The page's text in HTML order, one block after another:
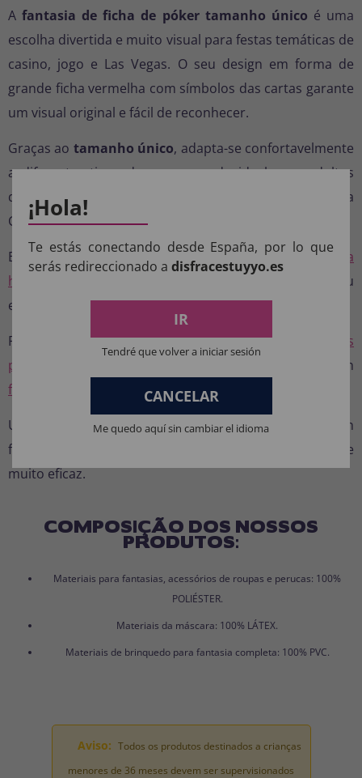
Afantasia de ficha de póker tamanho único é uma
escolha divertida e muito visual para festas temáticas de
casino, jogo e Las Vegas. O seu design em forma de
grande ficha vermelha com símbolos das cartas garante
um visual original e fácil de reconhecer.
Graças ao tamanho único, adapta-se confortavelmente
a diferentes tipos de corpo, sendo ideal para adultos
que procuram uma fantasia prática e chamativa para
Carnaval, despedidas ou festas temáticas.
Esta fantasia pode ser utilizada tanto em trajes para
homens
, graças ao seu
estilo unissexo.
Para completar o tema, combine comacessórios têxteis
para fantasias
ou crie um visual em equipa com
fantasias para grupo e packs económicos
Uma fantasia perfeita para quem quer destacar-se em
festas de adultos com uma ideia simples, confortável e
muito eficaz.
COMPOSIÇÃO DOS NOSSOS
PRODUTOS:
Materiais para fantasias, acessórios de roupas e perucas: 100%
POLIÉSTER.
Materiais da máscara: 100% LÁTEX.
Materiais de brinquedo para fantasia completa: 100% PVC.
Aviso: Todos os produtos destinados a crianças
menores de 36 meses devem ser supervisionados
¡Hola!
Te estás conectando desde España, por lo que
serás redireccionado a disfracestuyyo.es
IR
Tendré que volver a iniciar sesión
CANCELAR
Me quedo aquí sin cambiar el idioma